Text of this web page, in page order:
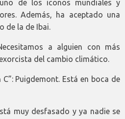
de los iconos mundiales y
Además, ha aceptado una
de la de Ibai.
a alguien con más
del cambio climático.
Puigdemont. Está en boca de
muy desfasado y ya nadie se